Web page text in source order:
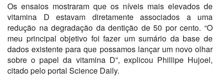
Os ensaios mostraram que os níveis mais elevados de
vitamina D estavam diretamente associados a uma
redução na degradação da dentição de 50 por cento. “O
meu principal objetivo foi fazer um sumário da base de
dados existente para que possamos lançar um novo olhar
sobre o papel da vitamina D”, explicou Phillipe Hujoel,
citado pelo portal Science Daily.